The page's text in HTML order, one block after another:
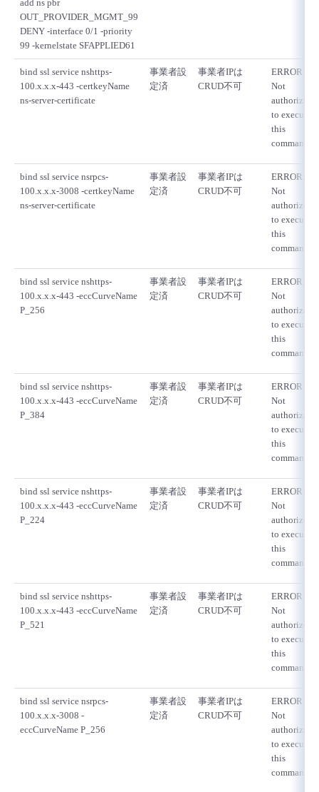
add ns pbr
OUT_PROVIDER_MGMT_99
DENY -interface 0/1 -priority
99 -kernelstate SFAPPLIED61
bind ssl service nshttps-
100.x.x.x-443 -certkeyName
ns-server-certificate
事業者設
定済
事業者IPは
CRUD不可
ERROR:
Not
authorized
to execute
this
command
bind ssl service nsrpcs-
100.x.x.x-3008 -certkeyName
ns-server-certificate
事業者設
定済
事業者IPは
CRUD不可
ERROR:
Not
authorized
to execute
this
command
bind ssl service nshttps-
100.x.x.x-443 -eccCurveName
P_256
事業者設
定済
事業者IPは
CRUD不可
ERROR:
Not
authorized
to execute
this
command
bind ssl service nshttps-
100.x.x.x-443 -eccCurveName
P_384
事業者設
定済
事業者IPは
CRUD不可
ERROR:
Not
authorized
to execute
this
command
bind ssl service nshttps-
100.x.x.x-443 -eccCurveName
P_224
事業者設
定済
事業者IPは
CRUD不可
ERROR:
Not
authorized
to execute
this
command
bind ssl service nshttps-
100.x.x.x-443 -eccCurveName
P_521
事業者設
定済
事業者IPは
CRUD不可
ERROR:
Not
authorized
to execute
this
command
bind ssl service nsrpcs-
100.x.x.x-3008 -
eccCurveName P_256
事業者設
定済
事業者IPは
CRUD不可
ERROR:
Not
authorized
to execute
this
command